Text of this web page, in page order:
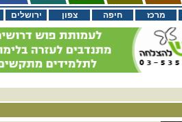
ירושלים צפון חיפה מרכז